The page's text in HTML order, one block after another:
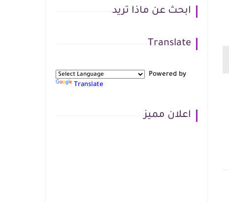
ابحث عن ماذا تريد
Translate
Powered by
Translate
اعلان مميز